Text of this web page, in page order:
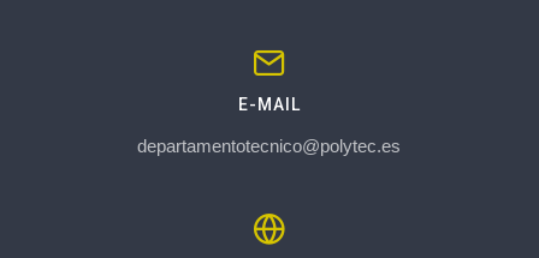
E-MAIL
departamentotecnico@polytec.es